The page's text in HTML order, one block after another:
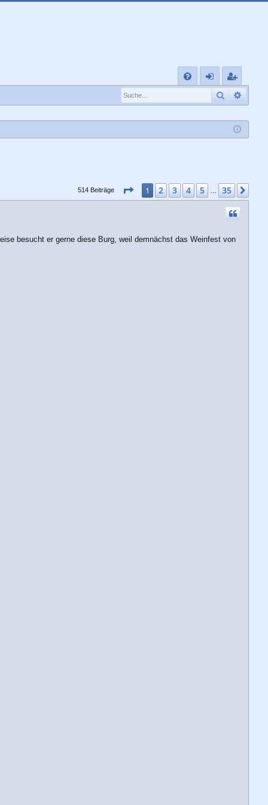
eg
rie
Suche
514 Beiträge Seite1von 35
1 2 3 4 5 … 35
besucht er gerne diese Burg, weil demnächst das Weinfest von